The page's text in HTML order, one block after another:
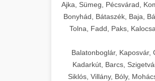
weboldal-
elkötelezettség
Fejlett AI-alapú
hirdetési
Optimalizálja
🍞 20. Ipari
Professzionális ipari
tésztakeverő gépek
kereskedelmi
🔪 21. Ipari
Ajka, Sümeg, Pécsvárad,
Bonyhád, Bátaszék, Baja,
Tolna, Fadd, Paks,
Balatonboglár, Kaposvár,
Kadarkút, Barcs,
Siklós, Villány, Bóly,